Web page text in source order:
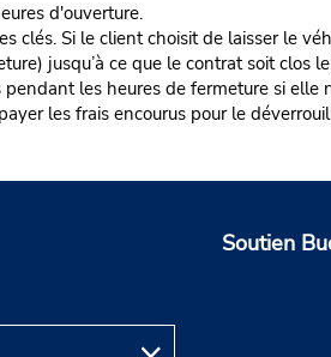
d'ouverture.
clés. Si le client choisit de laisser le
jusqu’à ce que le contrat soit clos
les heures de fermeture si
les frais encourus pour le
Soutien